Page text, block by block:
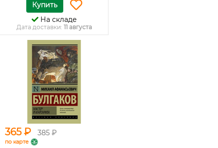
Купить
На складе
Дата доставки: 11 августа
365 ₽ 385 ₽
по карте